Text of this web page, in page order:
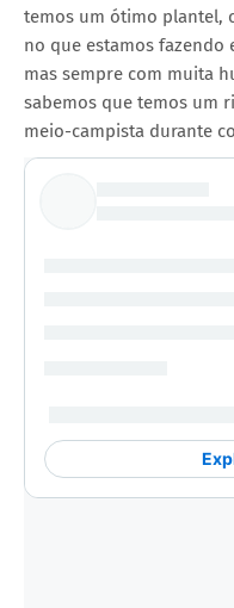
temos um ótimo plantel,
no que estamos fazendo
mas sempre com muita
sabemos que temos um
meio-campista durante